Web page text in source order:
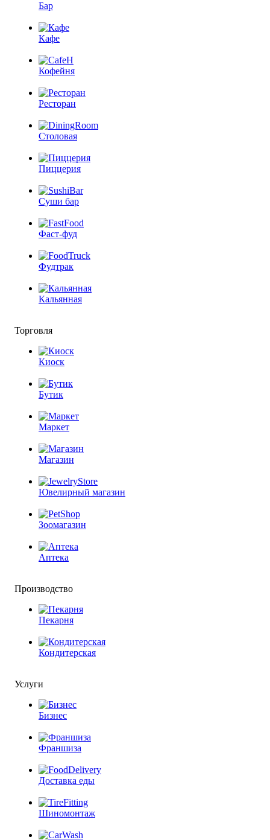
Бар
Кафе
Кофейня
Ресторан
Столовая
Пиццерия
Суши бар
Фаст-фуд
Фудтрак
Кальянная
Торговля
Киоск
Бутик
Маркет
Магазин
Ювелирный магазин
Зоомагазин
Аптека
Производство
Пекарня
Кондитерская
Услуги
Бизнес
Франшиза
Доставка еды
Шиномонтаж